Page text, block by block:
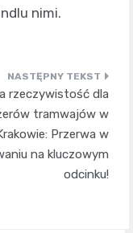
nimi.
rzeczywistość dla
tramwajów w
Przerwa w
na kluczowym
odcinku!